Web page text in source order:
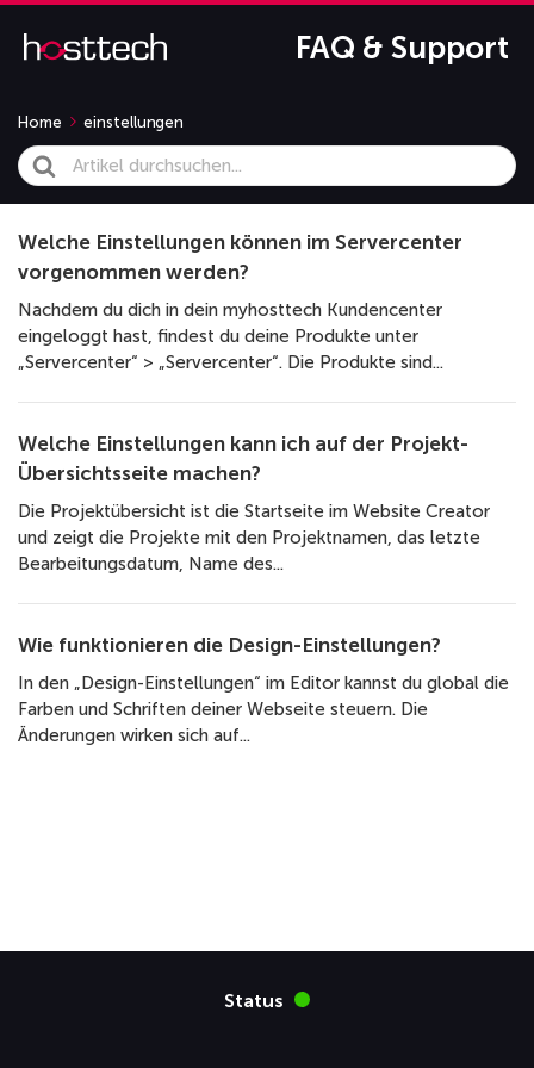
FAQ & Support
Home einstellungen
Search
For
Welche Einstellungen können im Servercenter
vorgenommen werden?
Nachdem du dich in dein myhosttech Kundencenter
eingeloggt hast, findest du deine Produkte unter
„Servercenter“ > „Servercenter“. Die Produkte sind...
Welche Einstellungen kann ich auf der Projekt-
Übersichtsseite machen?
Die Projektübersicht ist die Startseite im Website Creator
und zeigt die Projekte mit den Projektnamen, das letzte
Bearbeitungsdatum, Name des...
Wie funktionieren die Design-Einstellungen?
In den „Design-Einstellungen“ im Editor kannst du global die
Farben und Schriften deiner Webseite steuern. Die
Änderungen wirken sich auf...
Status